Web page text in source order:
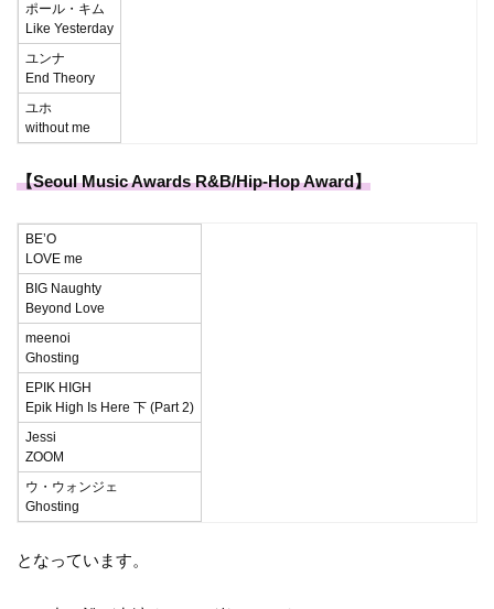
ポール・キム
Like Yesterday
ユンナ
End Theory
ユホ
without me
【Seoul Music Awards R&B/Hip-Hop Award】
BE’O
LOVE me
BIG Naughty
Beyond Love
meenoi
Ghosting
EPIK HIGH
Epik High Is Here 下 (Part 2)
Jessi
ZOOM
ウ・ウォンジェ
Ghosting
となっています。